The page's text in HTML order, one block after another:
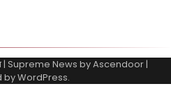
| Supreme News byAscendoor|
byWordPress.